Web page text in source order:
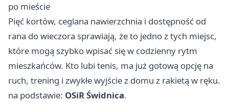
po mieście
Pięć kortów, ceglana nawierzchnia i dostępność od
rana do wieczora sprawiają, że to jedno z tych miejsc,
które mogą szybko wpisać się w codzienny rytm
mieszkańców. Kto lubi tenis, ma już gotową opcję na
ruch, trening i zwykłe wyjście z domu z rakietą w ręku.
na podstawie: OSiR Świdnica.